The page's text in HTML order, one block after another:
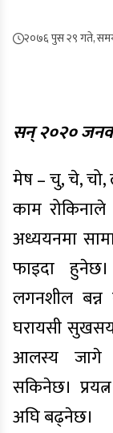
२०७६ पुस २९ गते,
सन् २०२०
मेष – चु, चे, चो,
काम रोकिनाले
अध्ययनमा
फाइदा
लगनशील बन्न
घरायसी
आलस्य जागे
सकिनेछ। प्रयत्न
अघि बढ्नेछ।